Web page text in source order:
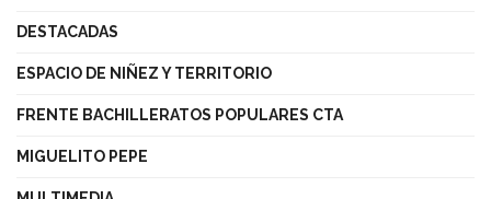
DESTACADAS
ESPACIO DE NIÑEZ Y TERRITORIO
FRENTE BACHILLERATOS POPULARES CTA
MIGUELITO PEPE